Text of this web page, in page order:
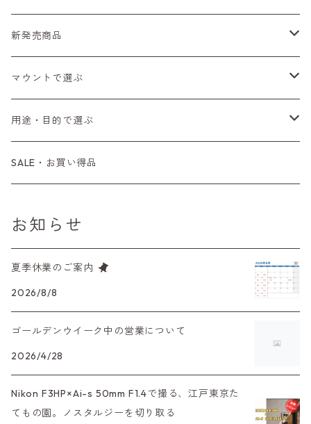
Fシリーズ（一桁＋F100）
レンジファインダー（7、P）
PENTAX（ペンタックス）
SL、SP
K2、KX、KM
M42単焦点レンズ
CONTAX（コンタックス）
G1、G2
Tシリーズ
MINOLTA（ミノルタ）
コンパクト
OLYMPUS（オリンパス）
PEN F、FT
OM-1
Konica（コニカ）
C35シリーズ
HEXAR
Leica（ライカ）
バルナック
minilux
HASSELBLAD（ハッセルブラッド）
Rollei（ローライ）
35シリーズ
RICOH（リコー）
一眼レフカメラ（マニュアルフォーカス）
一眼レフカメラ（オートフォーカス）
中判カメラ
大判カメラ
デジタルカメラ
デジタルカメラ
一眼カメラ
ミラーレスカメラ
マニュアルレンズ
一眼レンズ
レンジファインダーレンズ
オートフォーカスレンズ
一眼レンズ
マウントアダプター
レンズ付きフィルム
35mm（135）カラーネガ
35mm（135）白黒ネガ
35mm（135）カラーリバーサル
新発売商品
フィルムカメラ
レンズ付きフィルム
アクセサリー・付属品
マウントで選ぶ
M42
L39
S（ニコン）
FD（キヤノン）
EF（キヤノン）
OM（オリンパス）
A（ミノルタ（ソニー））
用途・目的で選ぶ
初心者の方へもおすすめ！
滅多にお目にかかれない激レア商品！
プレゼント、贈答用にも！
SALE・お買い得品
お知らせ
夏季休業のご案内
2026/8/8
ゴールデンウイーク中の営業について
2026/4/28
Nikon F3HP×Ai-s 50mm F1.4で撮る、江戸東京た
てもの園。ノスタルジーを切り取る